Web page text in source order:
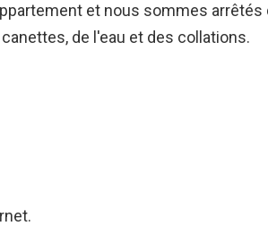
et nous sommes arrêtés
de l'eau et des collations.